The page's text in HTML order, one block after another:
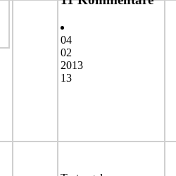
04
02
2013
13